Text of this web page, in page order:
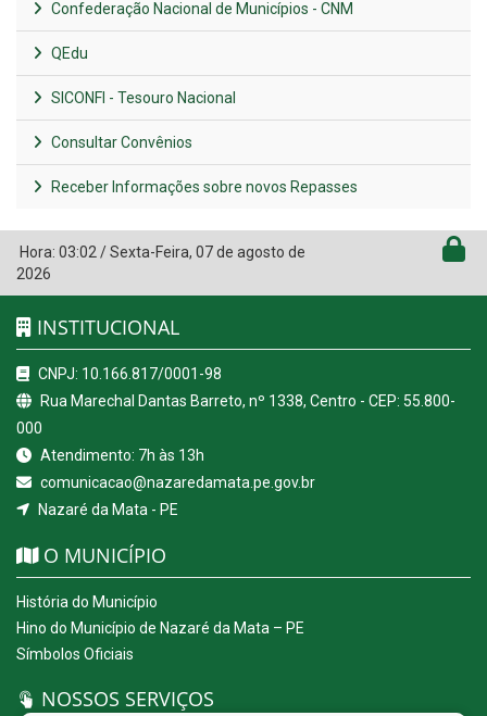
Confederação Nacional de Municípios - CNM
QEdu
SICONFI - Tesouro Nacional
Consultar Convênios
Receber Informações sobre novos Repasses
Hora: 03:02/Sexta-Feira, 07 de agosto de
2026
INSTITUCIONAL
CNPJ: 10.166.817/0001-98
Rua Marechal Dantas Barreto, nº 1338, Centro - CEP: 55.800-
000
Atendimento: 7h às 13h
comunicacao@nazaredamata.pe.gov.br
Nazaré da Mata - PE
O MUNICÍPIO
História do Município
Hino do Município de Nazaré da Mata – PE
Símbolos Oficiais
NOSSOS SERVIÇOS